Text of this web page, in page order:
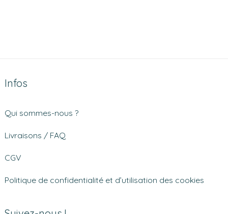
Infos
Qui sommes-nous ?
Livraisons / FAQ
CGV
Politique de confidentialité et d’utilisation des cookies